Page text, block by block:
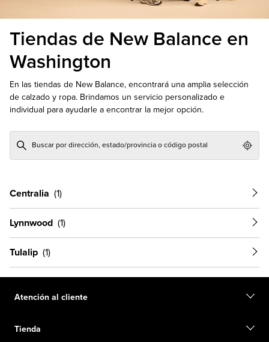
Tiendas de New Balance en
Washington
En las tiendas de New Balance, encontrará una amplia selección
de calzado y ropa. Brindamos un servicio personalizado e
individual para ayudarle a encontrar la mejor opción.
Centralia
Lynnwood
Tulalip
Atención al cliente
Iniciar una devolución
Tienda